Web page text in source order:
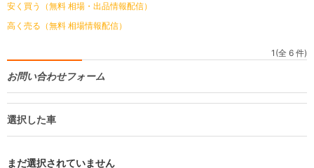
安く買う（無料 相場・出品情報配信）
高く売る（無料 相場情報配信）
1(全 6 件)
お問い合わせフォーム
選択した車
まだ選択されていません